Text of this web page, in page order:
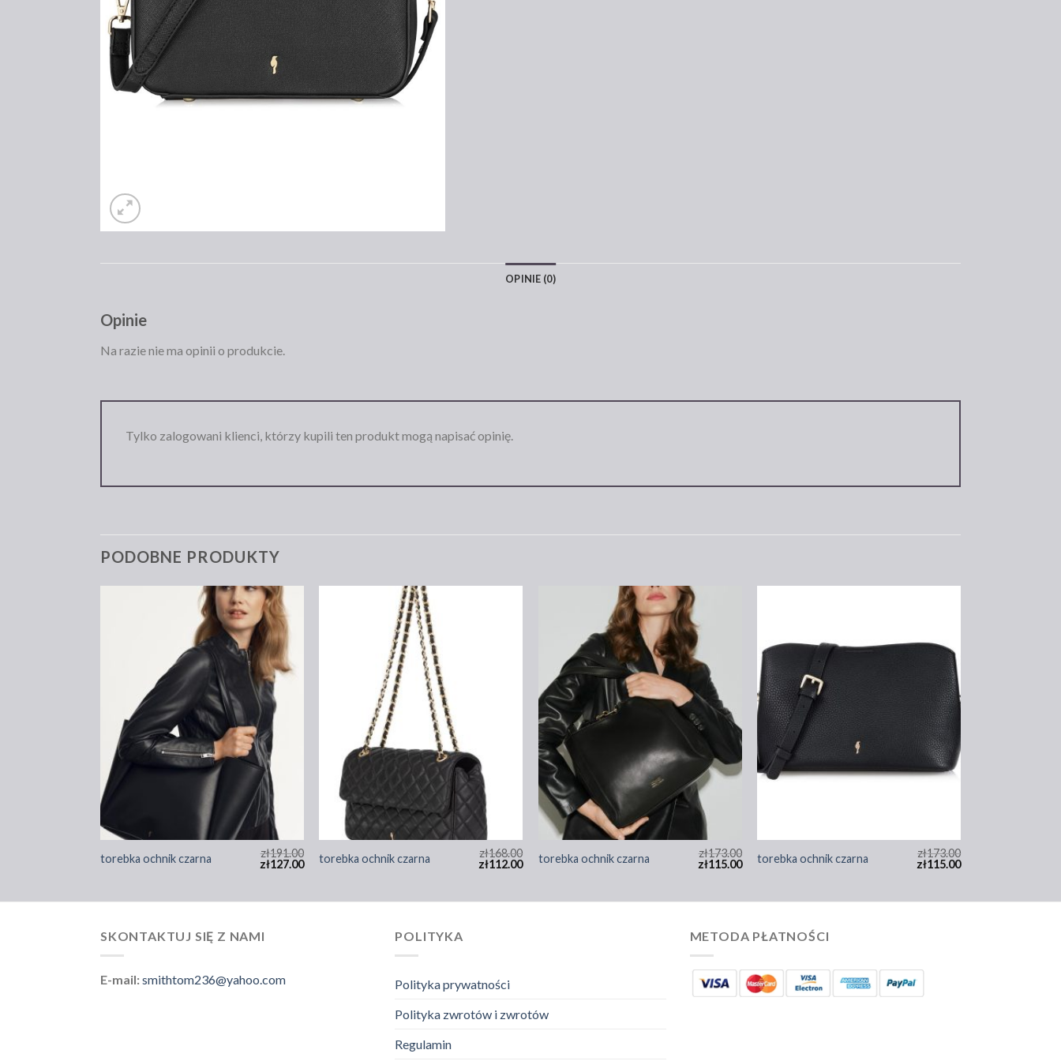
OPINIE (0)
Opinie
Na razie nie ma opinii o produkcie.
Tylko zalogowani klienci, którzy kupili ten produkt mogą napisać opinię.
PODOBNE PRODUKTY
torebka ochnik czarna zł191.00
zł127.00 torebka ochnik czarna zł168.00
zł112.00 torebka ochnik czarna zł173.00
zł115.00 torebka ochnik czarna zł173.00
zł115.00
SKONTAKTUJ SIĘ Z NAMI
E-mail:smithtom236@yahoo.com
POLITYKA
Polityka prywatności
Polityka zwrotów i zwrotów
Regulamin
METODA PŁATNOŚCI